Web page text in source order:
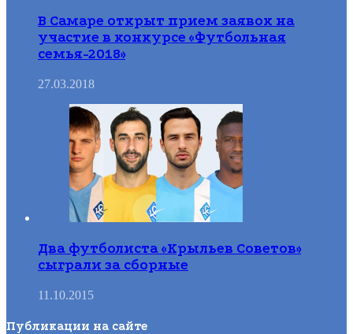
В Самаре открыт прием заявок на
участие в конкурсе «Футбольная
семья-2018»
27.03.2018
Два футболиста «Крыльев Советов»
сыграли за сборные
11.10.2015
Публикации на сайте